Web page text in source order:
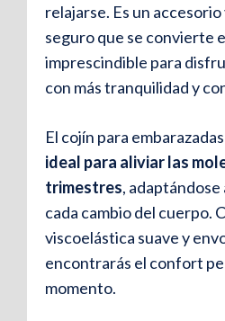
relajarse. Es un
seguro que se convierte
imprescindible para
con más tranquilidad y
El cojín para
ideal para aliviar las
trimestres, adaptándose
cada cambio del cuerpo.
viscoelástica suave y
encontrarás el confort
momento.